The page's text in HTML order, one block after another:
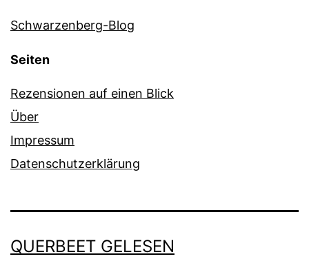
Schwarzenberg-Blog
Seiten
Rezensionen auf einen Blick
Über
Impressum
Datenschutzerklärung
QUERBEET GELESEN